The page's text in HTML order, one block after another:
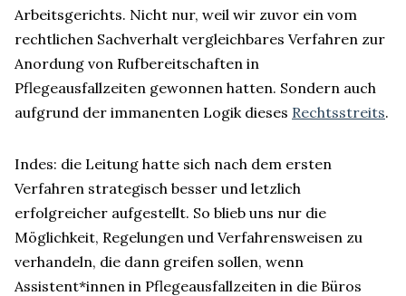
Arbeitsgerichts. Nicht nur, weil wir zuvor ein vom
rechtlichen Sachverhalt vergleichbares Verfahren zur
Anordung von Rufbereitschaften in
Pflegeausfallzeiten gewonnen hatten. Sondern auch
aufgrund der immanenten Logik dieses Rechtsstreits.
Indes: die Leitung hatte sich nach dem ersten
Verfahren strategisch besser und letzlich
erfolgreicher aufgestellt. So blieb uns nur die
Möglichkeit, Regelungen und Verfahrensweisen zu
verhandeln, die dann greifen sollen, wenn
Assistent*innen in Pflegeausfallzeiten in die Büros